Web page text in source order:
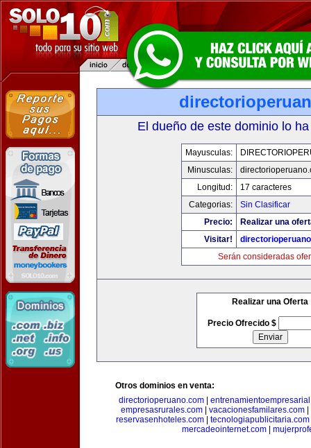
El dueño de este dominio lo
Mayusculas:
Minusculas:
Longitud:
17 caracteres
Categorias:
Sin Clasificar
Precio:
Realizar una
Visitar!
Serán consideradas
Realizar una Oferta
Precio Ofrecido $
Otros dominios en venta:
directorioperuano.com|
empresasrurales.com| vacacionesfamilares.com|
reservasenhoteles.com
tecnologiapublicitaria.com
mercadeointernet.com|